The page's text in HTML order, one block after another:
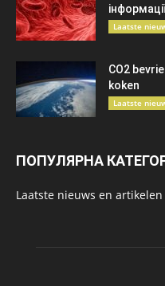
Laatste
CO2
koken
Laatste
ПОПУЛЯРНА
Laatste nieuws en artikelen